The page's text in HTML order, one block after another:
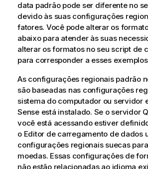
data padrão pode ser diferente no
devido às suas configurações
fatores. Você pode alterar os
abaixo para atender às suas
alterar os formatos no seu script de
para corresponder a esses
As configurações regionais padrão
são baseadas nas configurações
sistema do computador ou servidor
Senseestá instalado. Se o servidor
você está acessando estiver
o Editor de carregamento de dados
configurações regionais suecas
moedas. Essas configurações de
não estão relacionadas ao idioma